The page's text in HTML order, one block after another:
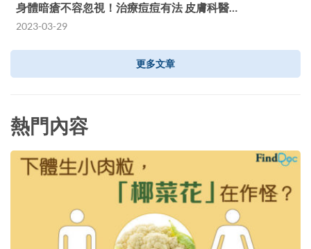
身體暗瘡不容忽視！治療痘痘有法 皮膚科醫…
2023-03-29
更多文章
熱門內容